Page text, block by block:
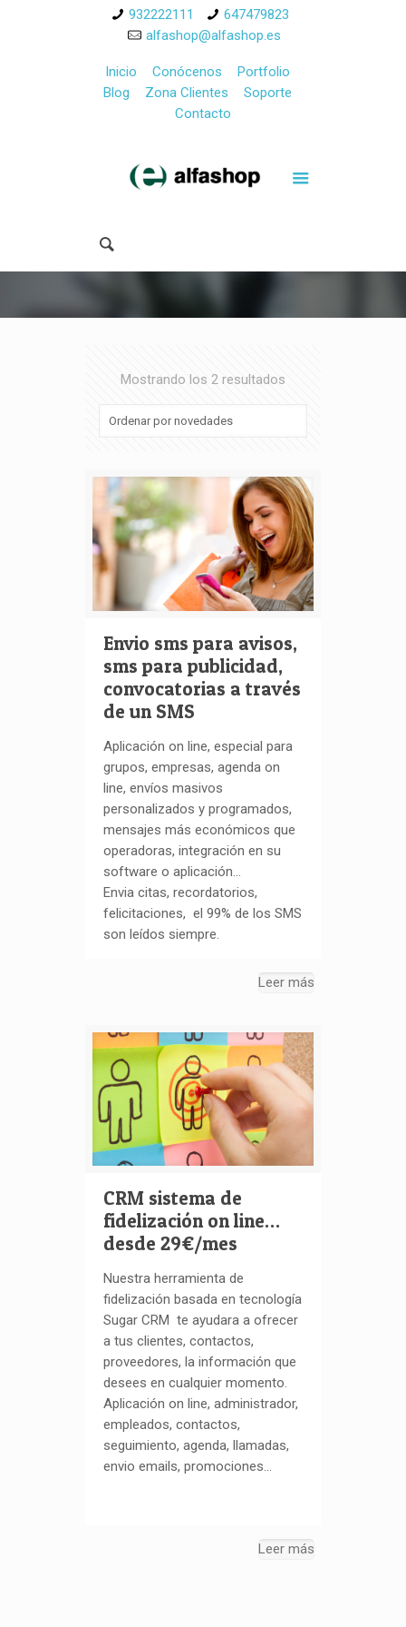
932222111
647479823
alfashop@alfashop.es
Inicio Conócenos
Portfolio
Blog
Zona Clientes
Soporte
Contacto
Mostrando los 2 resultados
Envio sms para avisos,
sms para publicidad,
convocatorias a través
de un SMS
Aplicación on line, especial para
grupos, empresas, agenda on
line, envíos masivos
personalizados y programados,
mensajes más económicos que
operadoras, integración en su
software o aplicación…
Envia citas, recordatorios,
felicitaciones, el 99% de los SMS
son leídos siempre.
Leer más
CRM sistema de
fidelización on line…
desde 29€/mes
Nuestra herramienta de
fidelización basada en tecnología
Sugar CRM te ayudara a ofrecer
a tus clientes, contactos,
proveedores, la información que
desees en cualquier momento.
Aplicación on line, administrador,
empleados, contactos,
seguimiento, agenda, llamadas,
envio emails, promociones…
Leer más